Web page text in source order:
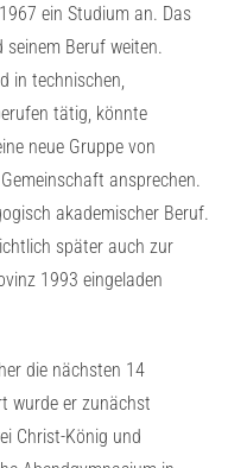
ein Studium an. Das
Beruf weiten.
in technischen,
tätig, könnte
neue Gruppe von
ansprechen.
akademischer Beruf.
später auch zur
1993 eingeladen
die nächsten 14
wurde er zunächst
Christ-König und